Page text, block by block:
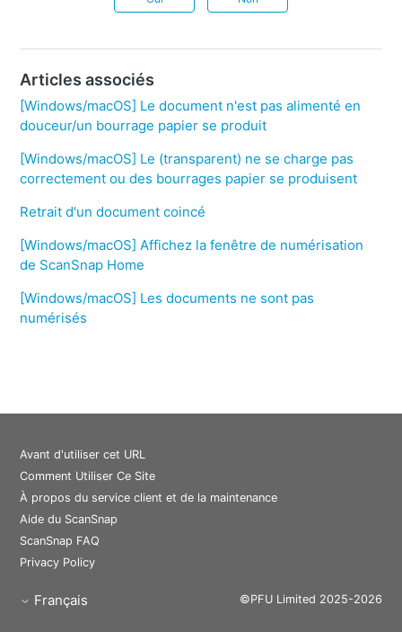
Articles associés
[Windows/macOS] Le document n'est pas alimenté en
douceur/un bourrage papier se produit
[Windows/macOS] Le (transparent) ne se charge pas
correctement ou des bourrages papier se produisent
Retrait d'un document coincé
[Windows/macOS] Affichez la fenêtre de numérisation
de ScanSnap Home
[Windows/macOS] Les documents ne sont pas
numérisés
Avant d'utiliser cet URL
Comment Utiliser Ce Site
À propos du service client et de la maintenance
Aide du ScanSnap
ScanSnap FAQ
Privacy Policy
Français ©PFU Limited 2025-2026